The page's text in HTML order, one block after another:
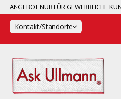
Zur Hauptnavigation
ANGEBOT NUR FÜR GEWERBLICHE
Kontakt/Standorte